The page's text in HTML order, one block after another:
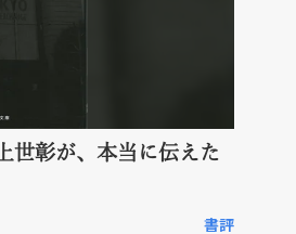
世彰が、本当に伝えた
書評